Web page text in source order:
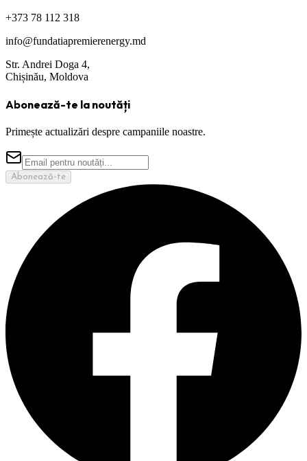
+373 78 112 318
info@fundatiapremierenergy.md
Str. Andrei Doga 4,
Chișinău, Moldova
Abonează-te la noutăți
Primește actualizări despre campaniile noastre.
Abonează-te